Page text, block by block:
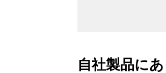
自社製品に